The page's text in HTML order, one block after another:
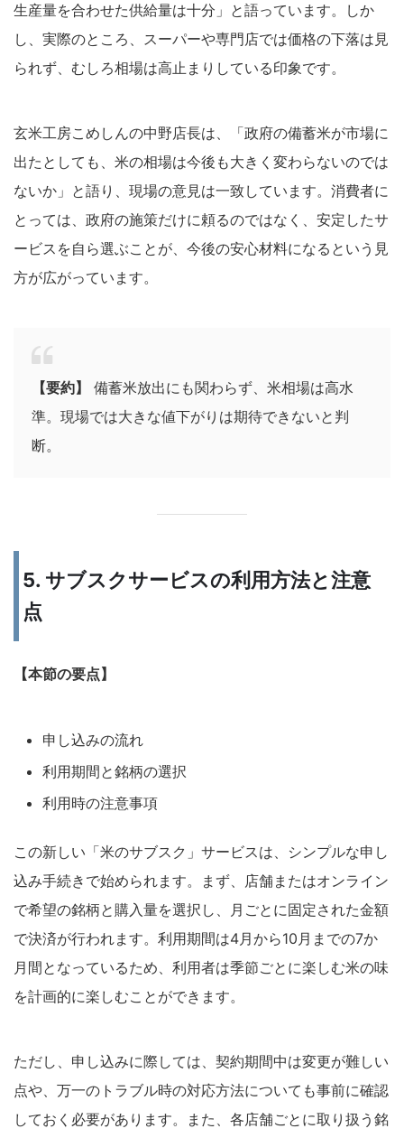
生産量を合わせた供給量は十分」と語っています。しか
し、実際のところ、スーパーや専門店では価格の下落は見
られず、むしろ相場は高止まりしている印象です。
玄米工房こめしんの中野店長は、「政府の備蓄米が市場に
出たとしても、米の相場は今後も大きく変わらないのでは
ないか」と語り、現場の意見は一致しています。消費者に
とっては、政府の施策だけに頼るのではなく、安定したサ
ービスを自ら選ぶことが、今後の安心材料になるという見
方が広がっています。
【要約】
備蓄米放出にも関わらず、米相場は高水
準。現場では大きな値下がりは期待できないと判
断。
5. サブスクサービスの利用方法と注意
点
【本節の要点】
申し込みの流れ
利用期間と銘柄の選択
利用時の注意事項
この新しい「米のサブスク」サービスは、シンプルな申し
込み手続きで始められます。まず、店舗またはオンライン
で希望の銘柄と購入量を選択し、月ごとに固定された金額
で決済が行われます。利用期間は4月から10月までの7か
月間となっているため、利用者は季節ごとに楽しむ米の味
を計画的に楽しむことができます。
ただし、申し込みに際しては、契約期間中は変更が難しい
点や、万一のトラブル時の対応方法についても事前に確認
しておく必要があります。また、各店舗ごとに取り扱う銘